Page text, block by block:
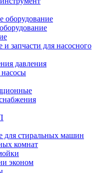
оборудование
запчасти для насосного
давления
стиральных машин
комнат
эконом